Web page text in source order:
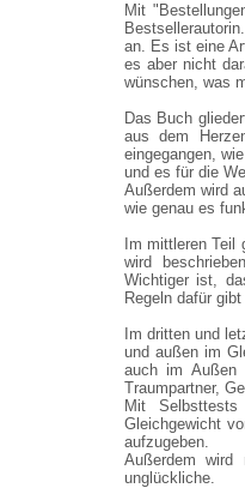
Mit
an. Es ist eine
es aber nicht
wünschen, was
Das Buch
aus dem
eingegangen,
und es für die
Außerdem wird
wie genau es
Im mittleren
wird
Wichtiger ist,
Regeln dafür
Im dritten und
und außen im
auch im
Traumpartner,
Mit
Gleichgewicht
aufzugeben.
Außerdem wird
unglückliche.